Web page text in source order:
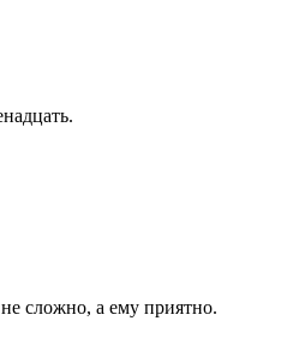
сложно, а ему приятно.